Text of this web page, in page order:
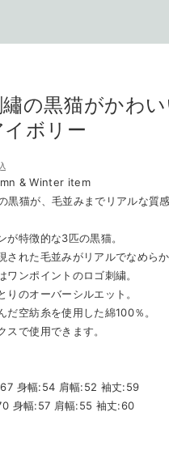
の黒猫がかわ
ボリー
& Winter item
黒猫が、毛並みまでリアルな質
特徴的な3匹の黒猫。
れた毛並みがリアルでなめらか
ンポイントのロゴ刺繍。
のオーバーシルエット。
空紡糸を使用した綿100％。
で使用できます。
身幅:54 肩幅:52 袖丈:59
身幅:57 肩幅:55 袖丈:60